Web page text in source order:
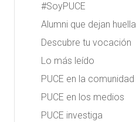
#SoyPUCE
Alumni que dejan huella
Descubre tu vocación
Lo más leído
PUCE en la comunidad
PUCE en los medios
PUCE investiga